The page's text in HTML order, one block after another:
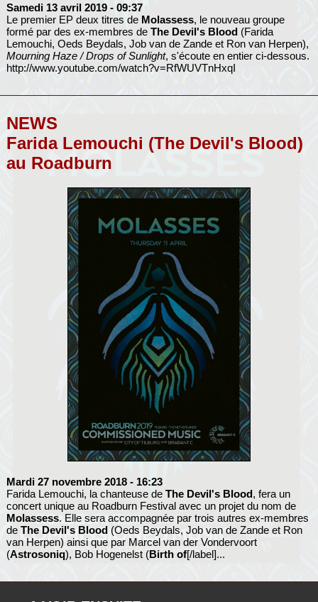
Samedi 13 avril 2019 - 09:37
Le premier EP deux titres de Molassess, le nouveau groupe
formé par des ex-membres de The Devil's Blood(Farida
Lemouchi, Oeds Beydals, Job van de Zande et Ron van Herpen),
Mourning Haze / Drops of Sunlight, s'écoute en entier ci-dessous.
http://www.youtube.com/watch?v=RfWUVTnHxqI
NEWS
Farida Lemouchi (The Devil's Blood)
au Roadburn
Mardi 27 novembre 2018 - 16:23
Farida Lemouchi, la chanteuse de The Devil's Blood, fera un
concert unique au Roadburn Festival avec un projet du nom de
Molassess. Elle sera accompagnée par trois autres ex-membres
de The Devil's Blood(Oeds Beydals, Job van de Zande et Ron
van Herpen) ainsi que par Marcel van der Vondervoort
(Astrosoniq), Bob Hogenelst (Birth of[/label]...